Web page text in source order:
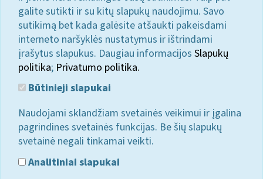
galite sutikti ir su kitų slapukų naudojimu. Savo
sutikimą bet kada galėsite atšaukti pakeisdami
interneto naršyklės nustatymus ir ištrindami
įrašytus slapukus. Daugiau informacijos Slapukų
politika; Privatumo politika.
Būtinieji slapukai
Naudojami sklandžiam svetainės veikimui ir įgalina
pagrindines svetainės funkcijas. Be šių slapukų
svetainė negali tinkamai veikti.
Analitiniai slapukai